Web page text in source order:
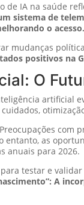
de IA na saúde
sistema de
o acesso.
mudanças
positivos
O
artificial
com
entanto, as
anuais para 2026.
testar e
A